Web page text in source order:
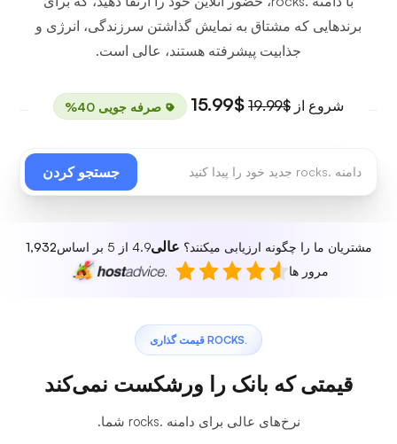
برندهایی که مشتاق به نمایش گذاشتن سرزندگی، انرژی و
جذابیت پیشرفته هستند، عالی است.
شروع از $19.99
$15.99 صرفه جویی 40%
جستجو کردن
مشتریان ما را چگونه ارزیابی میکنند؟ عالی4.9 از 5 بر اساس
1,932
مرور ها
.ROCKS قیمت گذاری
قیمتی که بانک را ورشکست نمی‌کند
نرخ‌های عالی برای دامنه .rocks شما.